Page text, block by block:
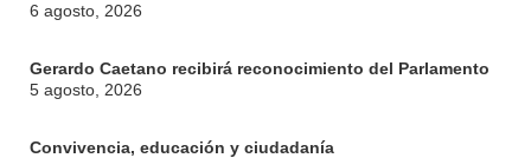
6 agosto, 2026
Gerardo Caetano recibirá reconocimiento del Parlamento
5 agosto, 2026
Convivencia, educación y ciudadanía